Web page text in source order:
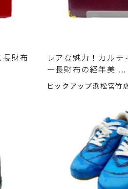
財布
レアな魅力！カルテ
ー長財布の経年美 ...
ピックアップ浜松宮竹